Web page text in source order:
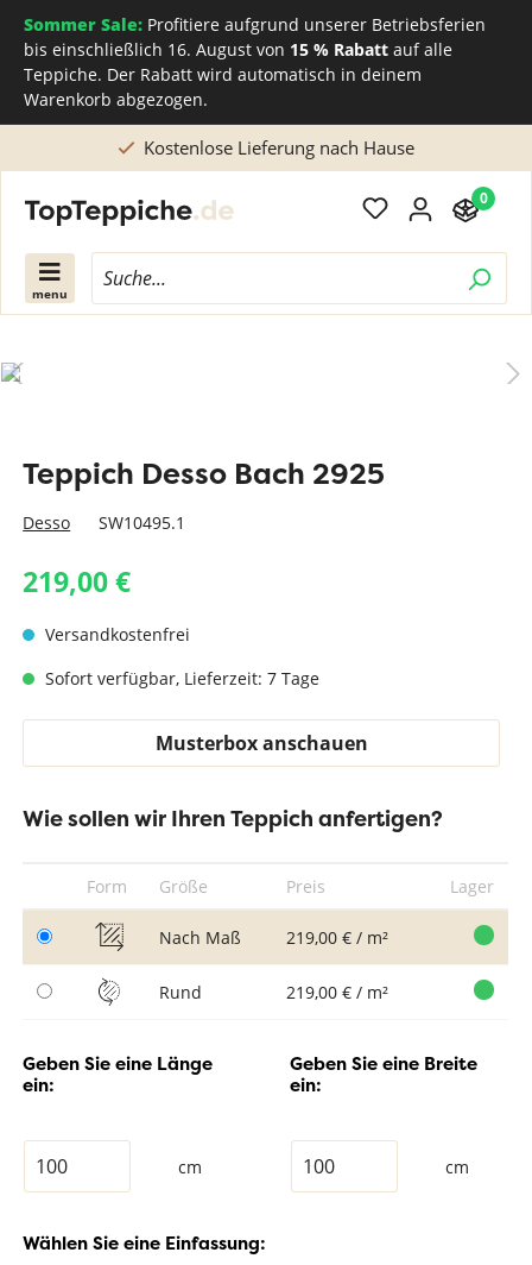
Sommer Sale: Profitiere aufgrund unserer Betriebsferien
bis einschließlich 16. August von 15 % Rabatt auf alle
Teppiche. Der Rabatt wird automatisch in deinem
Warenkorb abgezogen.
Kostenlose Lieferung nach Hause
menu
0
Teppich Desso Bach 2925
Desso SW10495.1
219,00 €
Versandkostenfrei
Sofort verfügbar, Lieferzeit: 7 Tage
Musterbox anschauen
Wie sollen wir Ihren Teppich anfertigen?
Form Größe Preis Lager
Nach Maß 219,00 € / m²
Rund 219,00 € / m²
Geben Sie eine Länge
ein:
cm
Geben Sie eine Breite
ein:
cm
Wählen Sie eine Einfassung: